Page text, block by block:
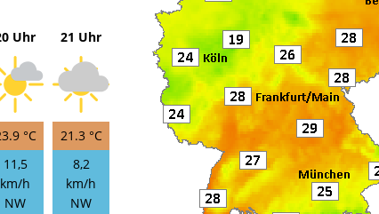
Uhr
°C
11,5
km/h
NW
21 Uhr
21.3 °C
8,2
km/h
NW